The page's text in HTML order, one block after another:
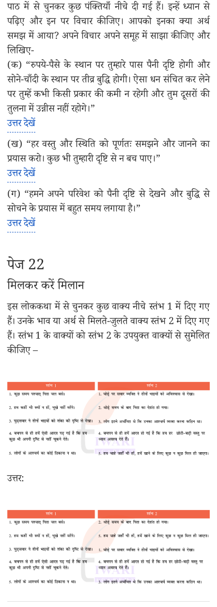
पाठ में से चुनकर कुछ पंक्तियाँ नीचे दी गई हैं। इन्हें ध्यान से
पढ़िए और इन पर विचार कीजिए। आपको इनका क्या अर्थ
समझ में आया? अपने विचार अपने समूह में साझा कीजिए और
लिखिए-
(क) “रुपये-पैसे के स्थान पर तुम्हारे पास पैनी दृष्टि होगी और
सोने-चाँदी के स्थान पर तीव्र बुद्धि होगी। ऐसा धन संचित कर लेने
पर तुम्हें कभी किसी प्रकार की कमी न रहेगी और तुम दूसरों की
तुलना में उन्नीस नहीं रहोगे।”
उत्तर देखें
(ख) “हर वस्तु और स्थिति को पूर्णतः समझने और जानने का
प्रयास करो। कुछ भी तुम्हारी दृष्टि से न बच पाए।”
उत्तर देखें
(ग) “हमने अपने परिवेश को पैनी दृष्टि से देखने और बुद्धि से
सोचने के प्रयास में बहुत समय लगाया है।”
उत्तर देखें
पेज 22
मिलकर करें मिलान
इस लोककथा में से चुनकर कुछ वाक्य नीचे स्तंभ 1 में दिए गए
हैं। उनके भाव या अर्थ से मिलते-जुलते वाक्य स्तंभ 2 में दिए गए
हैं। स्तंभ 1 के वाक्यों को स्तंभ 2 के उपयुक्त वाक्यों से सुमेलित
कीजिए –
उत्तर: